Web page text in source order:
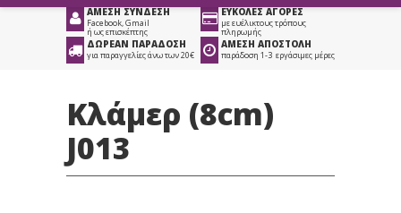
ΑΜΕΣΗ ΣΥΝΔΕΣΗ
Facebook, Gmail
ή ως επισκέπτης
ΕΥΚΟΛΕΣ ΑΓΟΡΕΣ
με ευέλικτους τρόπους
πληρωμής
ΔΩΡΕΑΝ ΠΑΡΑΔΟΣΗ
για παραγγελίες άνω των 20€
ΑΜΕΣΗ ΑΠΟΣΤΟΛΗ
παράδοση 1-3 εργάσιμες μέρες
Κλάμερ (8cm)
J013